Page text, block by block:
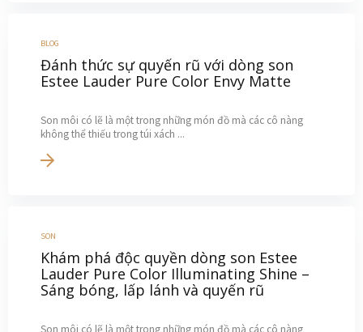
BLOG
Đánh thức sự quyến rũ với dòng son
Estee Lauder Pure Color Envy Matte
Son môi có lẽ là một trong những món đồ mà các cô nàng
không thể thiếu trong túi xách ...
SON
Khám phá độc quyền dòng son Estee
Lauder Pure Color Illuminating Shine –
Sáng bóng, lấp lánh và quyến rũ
Son môi có lẽ là một trong những món đồ mà các cô nàng